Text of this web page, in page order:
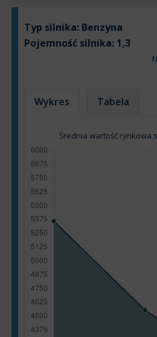
Typ silnika: Benzyna
Pojemność silnika: 1,3
Wykres Tabela
Średnia wartość rynkowa